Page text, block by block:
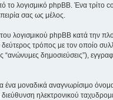
λογισμικό phpBB. Ένα τρίτο
σας ως μέλος.
λογισμικού phpBB κατά την
τρόπος με τον οποίο
“ανώνυμες δημοσιεύσεις”),
ένα μοναδικά αναγνωρίσιμο
ηλεκτρονικού